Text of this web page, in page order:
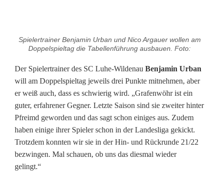
b
e
l
l
e
n
Spielertrainer Benjamin Urban und Nico Argauer wollen am
Doppelspieltag die Tabellenführung ausbauen. Foto:
Der Spielertrainer des SC Luhe-Wildenau Benjamin Urban
will am Doppelspieltag jeweils drei Punkte mitnehmen, aber
er weiß auch, dass es schwierig wird. „Grafenwöhr ist ein
guter, erfahrener Gegner. Letzte Saison sind sie zweiter hinter
Pfreimd geworden und das sagt schon einiges aus. Zudem
haben einige ihrer Spieler schon in der Landesliga gekickt.
Trotzdem konnten wir sie in der Hin- und Rückrunde 21/22
bezwingen. Mal schauen, ob uns das diesmal wieder
gelingt.“